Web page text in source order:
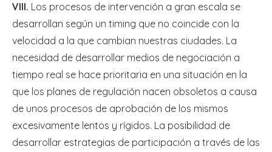
VIII. Los procesos de intervención a gran escala se
desarrollan según un timing que no coincide con la
velocidad a la que cambian nuestras ciudades. La
necesidad de desarrollar medios de negociación a
tiempo real se hace prioritaria en una situación en la
que los planes de regulación nacen obsoletos a causa
de unos procesos de aprobación de los mismos
excesivamente lentos y rígidos. La posibilidad de
desarrollar estrategias de participación a través de las